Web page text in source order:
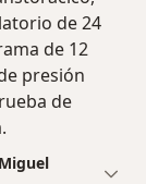
de 24
de 12
presión
de